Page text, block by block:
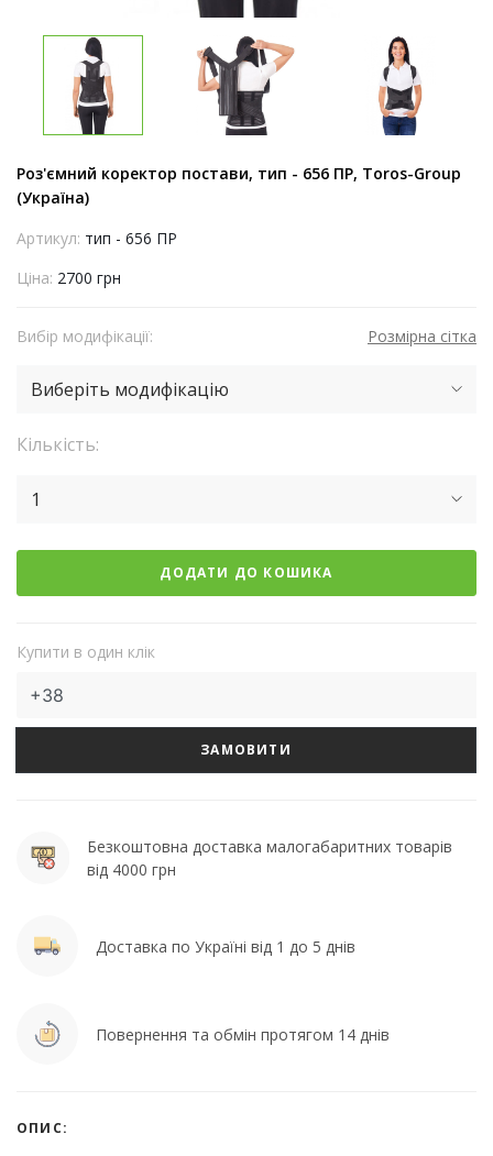
Роз'ємний коректор постави, тип - 656 ПР, Toros-Group
(Україна)
Артикул: тип - 656 ПР
Ціна: 2700 грн
Вибір модифікації: Розмірна сітка
Виберіть модифікацію
Кількість:
1
ДОДАТИ ДО КОШИКА
Купити в один клік
ЗАМОВИТИ
Безкоштовна доставка малогабаритних товарів
від 4000 грн
Доставка по Україні від 1 до 5 днів
Повернення та обмін протягом 14 днів
ОПИС: